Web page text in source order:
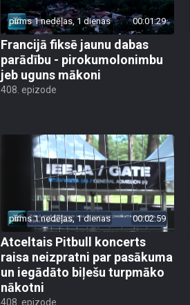
pirms 1 nedēļas, 1 dienas 00:01:29
Francijā fiksē jaunu dabas
parādību - pirokumolonimbu
jeb uguns mākoni
408. epizode
pirms 1 nedēļas, 1 dienas 00:02:59
Atceltais Pitbull koncerts
raisa neizpratni par pasākuma
un iegādāto biļešu turpmāko
nākotni
408. epizode